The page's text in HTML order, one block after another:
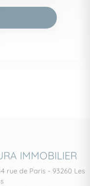
IMMOBILIER
rue de Paris - 93260 Les